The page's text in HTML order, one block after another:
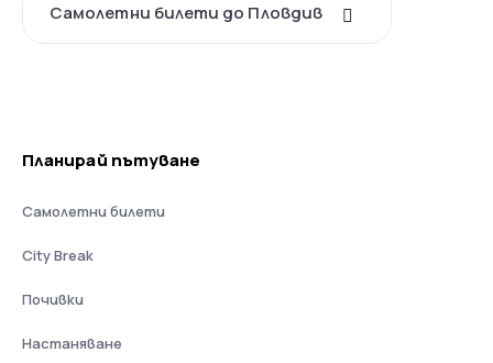
Самолетни билети до Пловдив
Планирай пътуване
Самолетни билети
City Break
Почивки
Настаняване